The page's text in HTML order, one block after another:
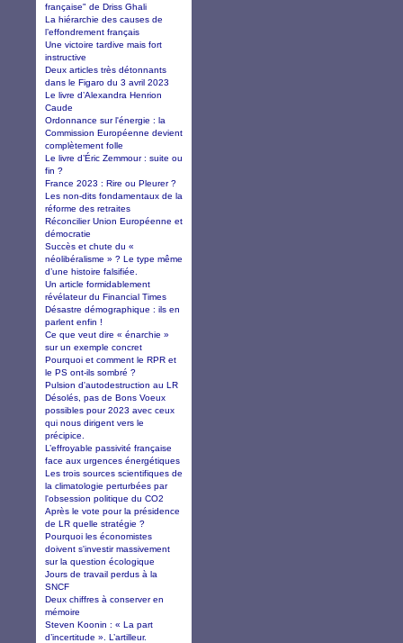
française" de Driss Ghali
La hiérarchie des causes de
l’effondrement français
Une victoire tardive mais fort
instructive
Deux articles très détonnants
dans le Figaro du 3 avril 2023
Le livre d’Alexandra Henrion
Caude
Ordonnance sur l'énergie : la
Commission Européenne devient
complètement folle
Le livre d’Éric Zemmour : suite ou
fin ?
France 2023 : Rire ou Pleurer ?
Les non-dits fondamentaux de la
réforme des retraites
Réconcilier Union Européenne et
démocratie
Succès et chute du «
néolibéralisme » ? Le type même
d’une histoire falsifiée.
Un article formidablement
révélateur du Financial Times
Désastre démographique : ils en
parlent enfin !
Ce que veut dire « énarchie »
sur un exemple concret
Pourquoi et comment le RPR et
le PS ont-ils sombré ?
Pulsion d'autodestruction au LR
Désolés, pas de Bons Voeux
possibles pour 2023 avec ceux
qui nous dirigent vers le
précipice.
L’effroyable passivité française
face aux urgences énergétiques
Les trois sources scientifiques de
la climatologie perturbées par
l'obsession politique du CO2
Après le vote pour la présidence
de LR quelle stratégie ?
Pourquoi les économistes
doivent s'investir massivement
sur la question écologique
Jours de travail perdus à la
SNCF
Deux chiffres à conserver en
mémoire
Steven Koonin : « La part
d’incertitude ». L’artilleur.